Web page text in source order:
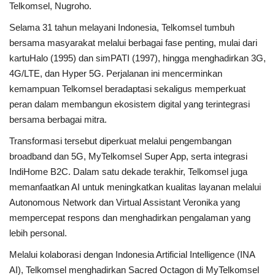
Telkomsel, Nugroho.
Selama 31 tahun melayani Indonesia, Telkomsel tumbuh
bersama masyarakat melalui berbagai fase penting, mulai dari
kartuHalo (1995) dan simPATI (1997), hingga menghadirkan 3G,
4G/LTE, dan Hyper 5G. Perjalanan ini mencerminkan
kemampuan Telkomsel beradaptasi sekaligus memperkuat
peran dalam membangun ekosistem digital yang terintegrasi
bersama berbagai mitra.
Transformasi tersebut diperkuat melalui pengembangan
broadband dan 5G, MyTelkomsel Super App, serta integrasi
IndiHome B2C. Dalam satu dekade terakhir, Telkomsel juga
memanfaatkan AI untuk meningkatkan kualitas layanan melalui
Autonomous Network dan Virtual Assistant Veronika yang
mempercepat respons dan menghadirkan pengalaman yang
lebih personal.
Melalui kolaborasi dengan Indonesia Artificial Intelligence (INA
AI), Telkomsel menghadirkan Sacred Octagon di MyTelkomsel